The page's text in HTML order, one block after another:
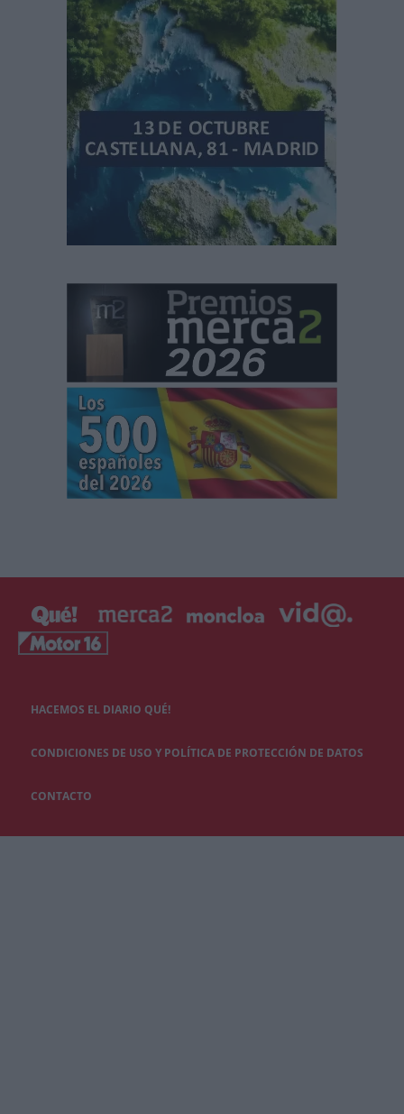
HACEMOS EL DIARIO QUÉ!
CONDICIONES DE USO Y POLÍTICA DE PROTECCIÓN DE DATOS
CONTACTO